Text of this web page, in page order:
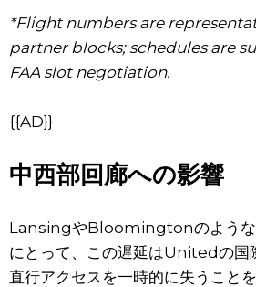
*Flight numbers are
partner blocks; schedules are
FAA slot negotiation.
{{AD}}
中西部回廊への影響
LansingやBloomingtonのような
にとって、この遅延はUnitedの国
直行アクセスを一時的に失うことを